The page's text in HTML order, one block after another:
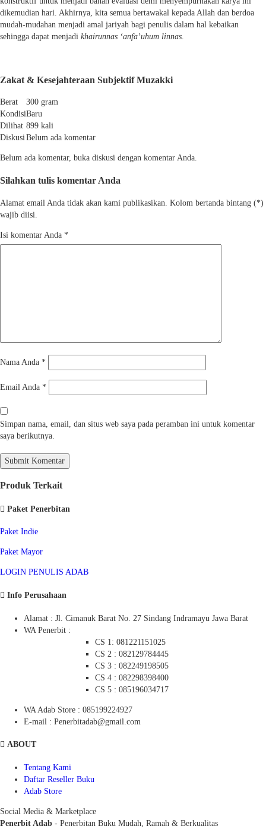
dikemudian hari. Akhirnya, kita semua bertawakal kepada Allah dan berdoa
mudah-mudahan menjadi amal jariyah bagi penulis dalam hal kebaikan
sehingga dapat menjadi khairunnas ‘anfa’uhum linnas.
Zakat & Kesejahteraan Subjektif Muzakki
Berat
300 gram
KondisiBaru
Dilihat 899 kali
DiskusiBelum ada komentar
Belum ada komentar, buka diskusi dengan komentar Anda.
Silahkan tulis komentar Anda
Alamat email Anda tidak akan kami publikasikan. Kolom bertanda bintang (*)
wajib diisi.
Isi komentar Anda *
Nama Anda *
Email Anda *
Simpan nama, email, dan situs web saya pada peramban ini untuk komentar
saya berikutnya.
Produk Terkait
Paket Penerbitan
Paket Indie
Paket Mayor
LOGIN PENULIS ADAB
Info Perusahaan
Alamat : Jl. Cimanuk Barat No. 27 Sindang Indramayu Jawa Barat
WA Penerbit :
CS 1: 081221151025
CS 2 : 082129784445
CS 3 : 082249198505
CS 4 : 082298398400
CS 5 : 085196034717
WA Adab Store : 085199224927
E-mail : Penerbitadab@gmail.com
ABOUT
Tentang Kami
Daftar Reseller Buku
Adab Store
Social Media & Marketplace
Penerbit Adab - Penerbitan Buku Mudah, Ramah & Berkualitas